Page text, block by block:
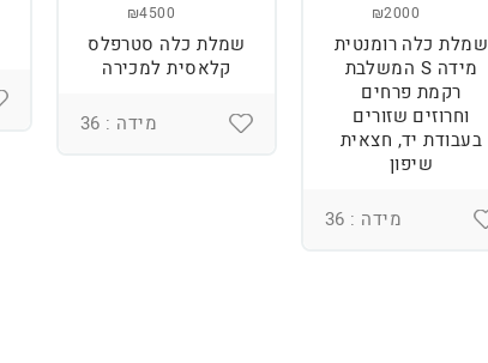
₪2000
שמלת כלה רומנטית
מידה S המשלבת
רקמת פרחים
וחרוזים שזורים
בעבודת יד, חצאית
שיפון
מידה : 36
₪4500
שמלת כלה סטרפלס
קלאסית למכירה
מידה : 36